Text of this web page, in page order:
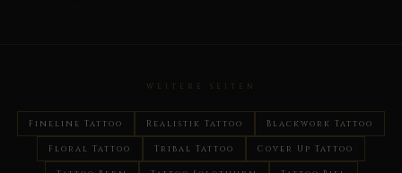
WEITERE SEITEN
Fineline Tattoo Realistik Tattoo Blackwork Tattoo
Floral Tattoo Tribal Tattoo Cover Up Tattoo